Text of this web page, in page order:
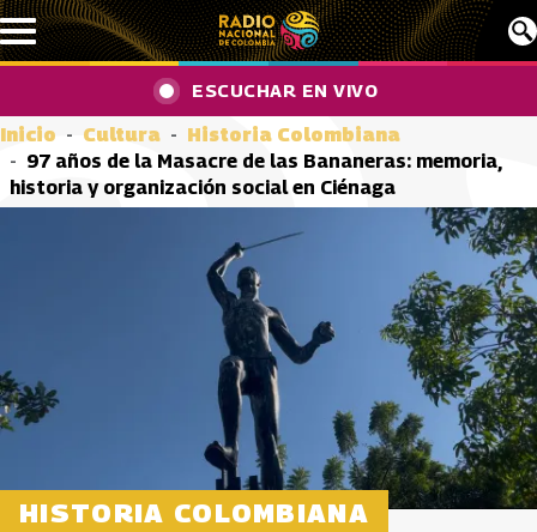
Pasar al contenido principal
ESCUCHAR EN VIVO
Inicio Cultura
Historia Colombiana
97 años de la Masacre de las Bananeras: memoria,
historia y organización social en Ciénaga
HISTORIA COLOMBIANA